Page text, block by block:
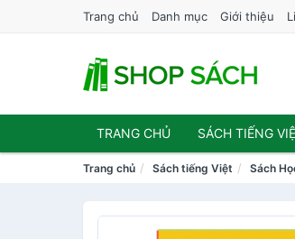
Trang chủ Danh mục Giới thiệu
TRANG CHỦ SÁCH TIẾNG
Trang chủ Sách tiếng Việt Sách